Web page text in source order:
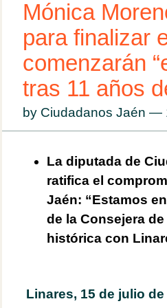
Mónica
para finalizar
comenzarán
tras 11 años
by Ciudadanos Jaén —
La diputada de
ratifica el
Jaén: “Estamos
de la Consejera
histórica con
Linares, 15 de julio de